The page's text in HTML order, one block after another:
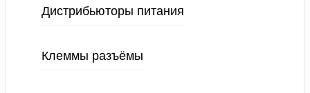
Дистрибьюторы питания
Клеммы разъёмы